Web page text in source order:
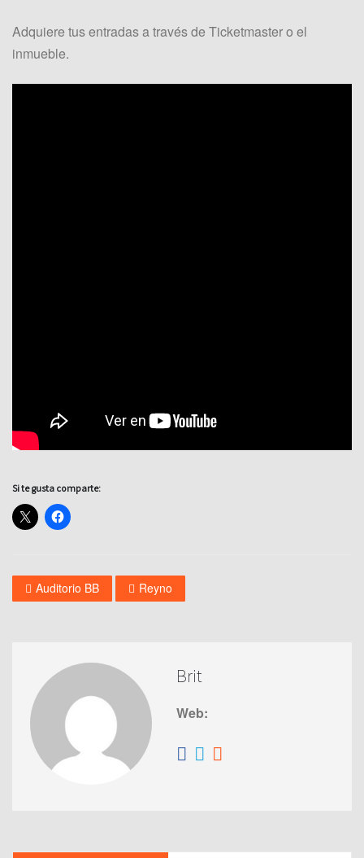
Adquiere tus entradas a través de Ticketmaster o el
inmueble.
Si te gusta comparte:
Auditorio BB Reyno
Brit
Web: